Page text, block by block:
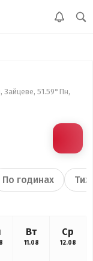
Зайцеве, 51.59°Пн,
По годинах
Вт
11.08
Ср
12.08